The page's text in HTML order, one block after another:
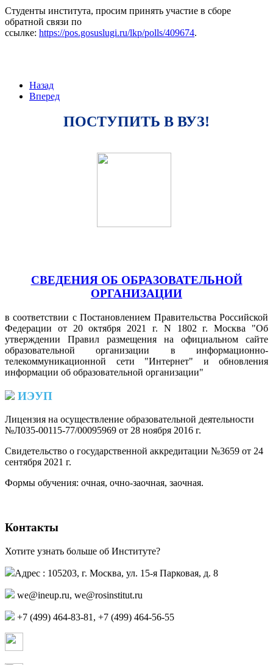
Студенты института, просим принять участие в сборе
обратной связи по
ссылке: https://pos.gosuslugi.ru/lkp/polls/409674.
Назад
Вперед
ПОСТУПИТЬ В ВУЗ!
СВЕДЕНИЯ ОБ ОБРАЗОВАТЕЛЬНОЙ
ОРГАНИЗАЦИИ
в соответствии с Постановлением Правительства Российской
Федерации от 20 октября 2021 г. N 1802 г. Москва "Об
утверждении Правил размещения на официальном сайте
образовательной организации в информационно-
телекоммуникационной сети "Интернет" и обновления
информации об образовательной организации"
ИЭУП
Лицензия на осуществление образовательной деятельности
№Л035-00115-77/00095969 от 28 ноября 2016 г.
Свидетельство о государственной аккредитации №3659 от 24
сентября 2021 г.
Формы обучения: очная, очно-заочная, заочная.
Контакты
Хотите узнать больше об Институте?
Адрес : 105203, г. Москва, ул. 15-я Парковая, д. 8
we@ineup.ru, we@rosinstitut.ru
+7 (499) 464-83-81, +7 (499) 464-56-55